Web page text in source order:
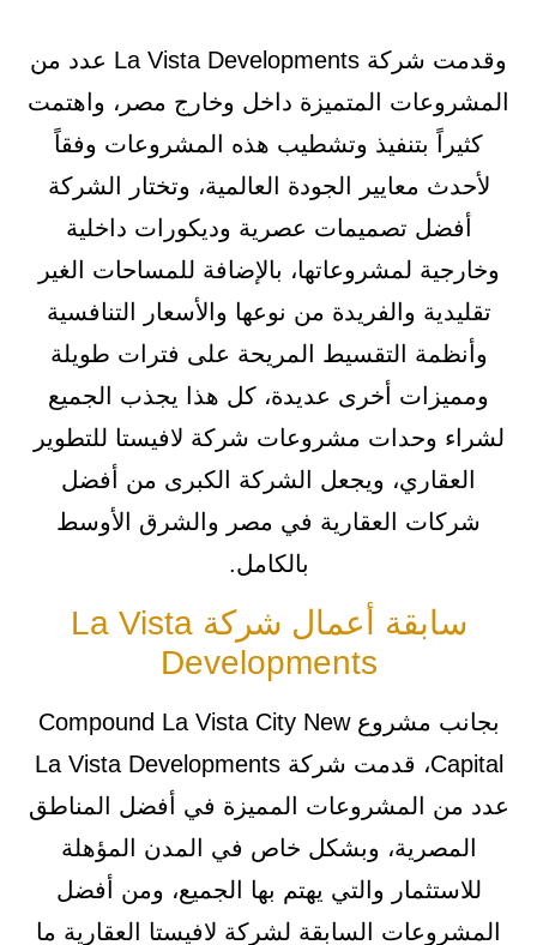
وقدمت شركة La Vista Developments عدد من
المشروعات المتميزة داخل وخارج مصر، واهتمت
كثيراً بتنفيذ وتشطيب هذه المشروعات وفقاً
لأحدث معايير الجودة العالمية، وتختار الشركة
أفضل تصميمات عصرية وديكورات داخلية
وخارجية لمشروعاتها، بالإضافة للمساحات الغير
تقليدية والفريدة من نوعها والأسعار التنافسية
وأنظمة التقسيط المريحة على فترات طويلة
ومميزات أخرى عديدة، كل هذا يجذب الجميع
لشراء وحدات مشروعات شركة لافيستا للتطوير
العقاري، ويجعل الشركة الكبرى من أفضل
شركات العقارية في مصر والشرق الأوسط
بالكامل.
سابقة أعمال شركة La Vista
Developments
بجانب مشروع Compound La Vista City New
Capital، قدمت شركة La Vista Developments
عدد من المشروعات المميزة في أفضل المناطق
المصرية، وبشكل خاص في المدن المؤهلة
للاستثمار والتي يهتم بها الجميع، ومن أفضل
المشروعات السابقة لشركة لافيستا العقارية ما